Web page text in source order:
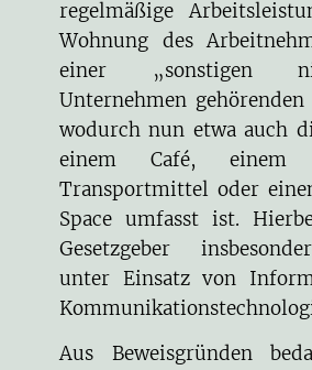
regelmäßige
Wohnung des
einer „sonstigen
Unternehmen
wodurch nun etwa auch
einem Café, einem
Transportmittel oder
Space umfasst ist.
Gesetzgeber
unter Einsatz von
Aus Beweisgründen